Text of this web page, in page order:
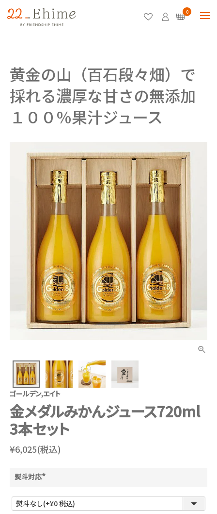
0
黄金の山（百石段々畑）で
採れる濃厚な甘さの無添加
１００％果汁ジュース
ゴールデン,エイト
金メダルみかんジュース720ml
3本セット
¥6,025(税込)
熨斗対応
須
)